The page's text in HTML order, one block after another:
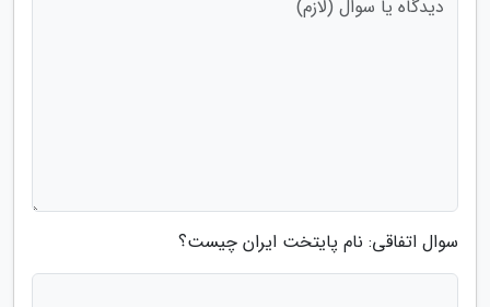
سوال اتفاقی: نام پایتخت ایران چیست؟